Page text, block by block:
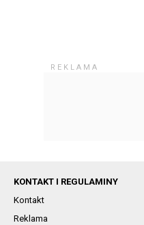
KONTAKT I REGULAMINY
Kontakt
Reklama